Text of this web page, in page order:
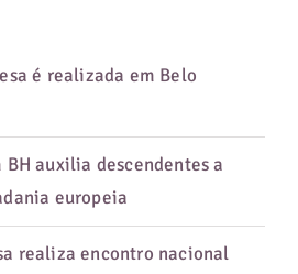
é realizada em Belo
auxilia descendentes a
europeia
realiza encontro nacional